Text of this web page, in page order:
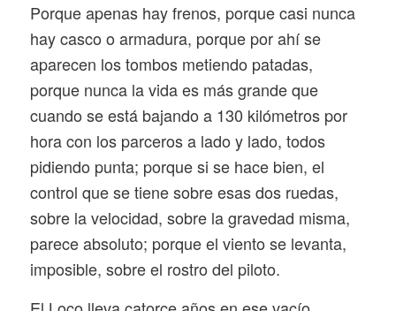
Porque apenas hay frenos, porque casi nunca
hay casco o armadura, porque por ahí se
aparecen los tombos metiendo patadas,
porque nunca la vida es más grande que
cuando se está bajando a 130 kilómetros por
hora con los parceros a lado y lado, todos
pidiendo punta; porque si se hace bien, el
control que se tiene sobre esas dos ruedas,
sobre la velocidad, sobre la gravedad misma,
parece absoluto; porque el viento se levanta,
imposible, sobre el rostro del piloto.